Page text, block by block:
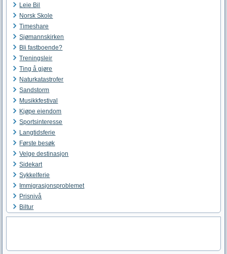
Leie Bil
Norsk Skole
Timeshare
Sjømannskirken
Bli fastboende?
Treningsleir
Ting å gjøre
Naturkatastrofer
Sandstorm
Musikkfestival
Kjøpe eiendom
Sportsinteresse
Langtidsferie
Første besøk
Velge destinasjon
Sidekart
Sykkelferie
Immigrasjonsproblemet
Prisnivå
Biltur